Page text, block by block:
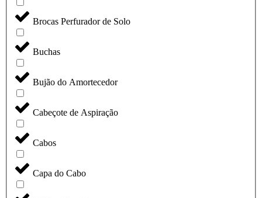
Brocas Perfurador de Solo
Buchas
Bujão do Amortecedor
Cabeçote de Aspiração
Cabos
Capa do Cabo